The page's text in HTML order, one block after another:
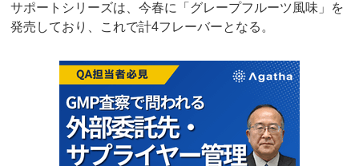
サポートシリーズは、今春に「グレープフルーツ風味」を
発売しており、これで計4フレーバーとなる。